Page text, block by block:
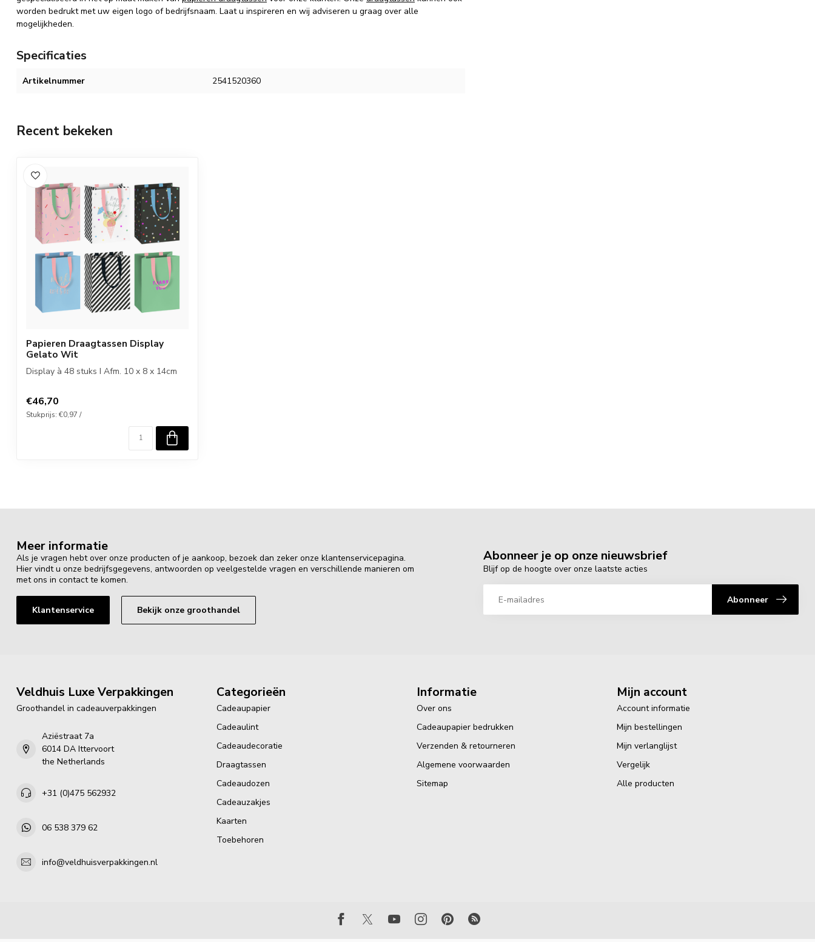
worden bedrukt met uw eigen logo of bedrijfsnaam. Laat u inspireren en wij adviseren u graag over alle
mogelijkheden.
Specificaties
Artikelnummer 2541520360
Recent bekeken
Papieren Draagtassen Display
Gelato Wit
Display à 48 stuks I Afm. 10 x 8 x 14cm
€46,70
Stukprijs: €0,97 /
Meer informatie
Als je vragen hebt over onze producten of je aankoop, bezoek dan zeker onze klantenservicepagina.
Hier vindt u onze bedrijfsgegevens, antwoorden op veelgestelde vragen en verschillende manieren om
met ons in contact te komen.
Klantenservice Bekijk onze groothandel
Abonneer je op onze nieuwsbrief
Blijf op de hoogte over onze laatste acties
Abonneer
Veldhuis Luxe Verpakkingen
Groothandel in cadeauverpakkingen
Aziëstraat 7a
6014 DA Ittervoort
the Netherlands
+31 (0)475 562932
06 538 379 62
info@veldhuisverpakkingen.nl
Categorieën
Cadeaupapier
Cadeaulint
Cadeaudecoratie
Draagtassen
Cadeaudozen
Cadeauzakjes
Kaarten
Toebehoren
Informatie
Over ons
Cadeaupapier bedrukken
Verzenden & retourneren
Algemene voorwaarden
Sitemap
Mijn account
Account informatie
Mijn bestellingen
Mijn verlanglijst
Vergelijk
Alle producten